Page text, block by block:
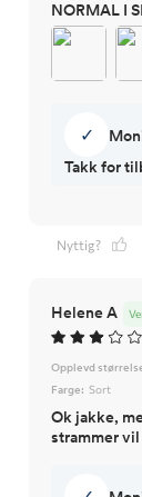
✓
Takk for
Nyttig?
Helene A
Opplevd
Farge: Sort
Ok jakke,
strammer